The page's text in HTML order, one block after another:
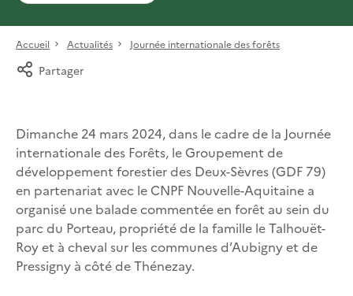
Accueil Actualités Journée internationale des forêts
Partager
Dimanche 24 mars 2024, dans le cadre de la Journée
internationale des Forêts, le Groupement de
développement forestier des Deux-Sèvres (GDF 79)
en partenariat avec le CNPF Nouvelle-Aquitaine a
organisé une balade commentée en forêt au sein du
parc du Porteau, propriété de la famille le Talhouët-
Roy et à cheval sur les communes d’Aubigny et de
Pressigny à côté de Thénezay.